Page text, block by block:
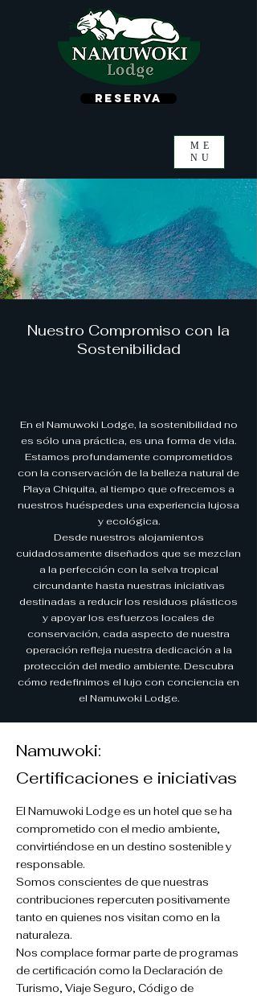
ME
NU
Reserva
Nuestro Compromiso con la
Sostenibilidad
En el Namuwoki Lodge, la sostenibilidad no
es sólo una práctica, es una forma de vida.
Estamos profundamente comprometidos
con la conservación de la belleza natural de
Playa Chiquita, al tiempo que ofrecemos a
nuestros huéspedes una experiencia lujosa
y ecológica.
Desde nuestros alojamientos
cuidadosamente diseñados que se mezclan
a la perfección con la selva tropical
circundante hasta nuestras iniciativas
destinadas a reducir los residuos plásticos
y apoyar los esfuerzos locales de
conservación, cada aspecto de nuestra
operación refleja nuestra dedicación a la
protección del medio ambiente. Descubra
cómo redefinimos el lujo con conciencia en
el Namuwoki Lodge.
Namuwoki:
Certificaciones e iniciativas
El Namuwoki Lodge es un hotel que se ha
comprometido con el medio ambiente,
convirtiéndose en un destino sostenible y
responsable.
Somos conscientes de que nuestras
contribuciones repercuten positivamente
tanto en quienes nos visitan como en la
naturaleza.
Nos complace formar parte de programas
de certificación como la Declaración de
Turismo, Viaje Seguro, Código de